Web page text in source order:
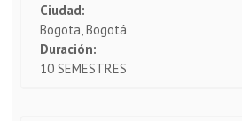
Ciudad:
Bogota, Bogotá
Duración:
10 SEMESTRES